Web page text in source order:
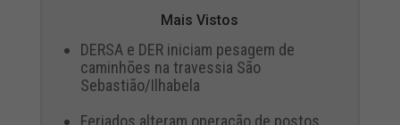
Mais Vistos
DERSA e DER iniciam pesagem de
caminhões na travessia São
Sebastião/Ilhabela
Feriados alteram operação de postos